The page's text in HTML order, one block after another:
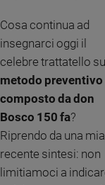
Cinema,
Tv
e
Musica
Famiglia
ed
Cosa continua ad
insegnarci oggi il
celebre trattatello
metodo preventivo
composto da don
Bosco 150 fa?
Riprendo da una mia
recente sintesi: non
limitiamoci a